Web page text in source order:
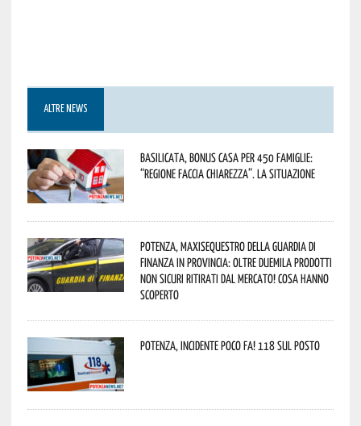
ALTRE NEWS
Basilicata, Bonus casa per 450 famiglie:
“Regione faccia chiarezza”. La situazione
Potenza, maxisequestro della Guardia di
Finanza in provincia: oltre duemila prodotti
non sicuri ritirati dal mercato! Cosa hanno
scoperto
Potenza, incidente poco fa! 118 sul posto